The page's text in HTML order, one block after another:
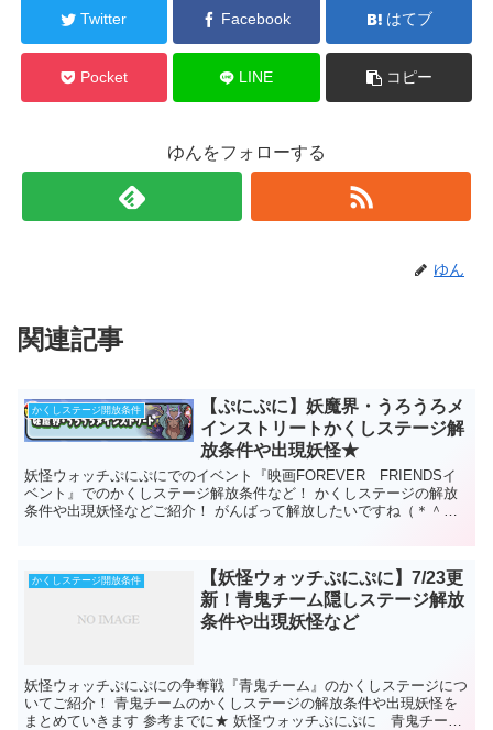
Twitter Facebook はてブ
Pocket LINE コピー
ゆんをフォローする
ゆん
関連記事
かくしステージ開放条件
【ぷにぷに】妖魔界・うろうろメ
インストリートかくしステージ解
放条件や出現妖怪★
妖怪ウォッチぷにぷにでのイベント『映画FOREVER FRIENDSイ
ベント』でのかくしステージ解放条件など！ かくしステージの解放
条件や出現妖怪などご紹介！ がんばって解放したいですね（＊＾Ｏ
かくしステージ開放条件
【妖怪ウォッチぷにぷに】7/23更
新！青鬼チーム隠しステージ解放
条件や出現妖怪など
妖怪ウォッチぷにぷにの争奪戦『青鬼チーム』のかくしステージにつ
いてご紹介！ 青鬼チームのかくしステージの解放条件や出現妖怪を
まとめていきます 参考までに★ 妖怪ウォッチぷにぷに 青鬼チーム